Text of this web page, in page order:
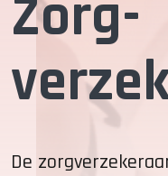
Zorg-
De